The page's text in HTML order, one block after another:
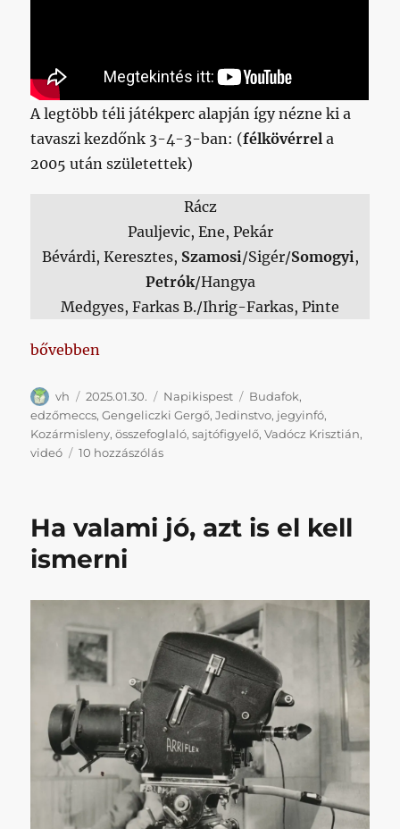
A legtöbb téli játékperc alapján így nézne ki a
tavaszi kezdőnk 3-4-3-ban: (félkövérrel a
2005 után születettek)
Rácz
Pauljevic, Ene, Pekár
Bévárdi, Keresztes, Szamosi /Sigér/Somogyi ,
Petrók/Hangya
Medgyes, Farkas B./Ihrig-Farkas, Pinte
„Napikispest 2025/01/30”
bővebben
Szerző
vh Közzétéve
2025.01.30. Kategória
Napikispest Címke
Budafok,
edzőmeccs,Gengeliczki Gergő,Jedinstvo, jegyinfó,
Kozármisleny,összefoglaló,sajtófigyelő,Vadócz Krisztián,
videó
10 hozzászólásNapikispest
Ha valami jó, azt is el kell
ismerni